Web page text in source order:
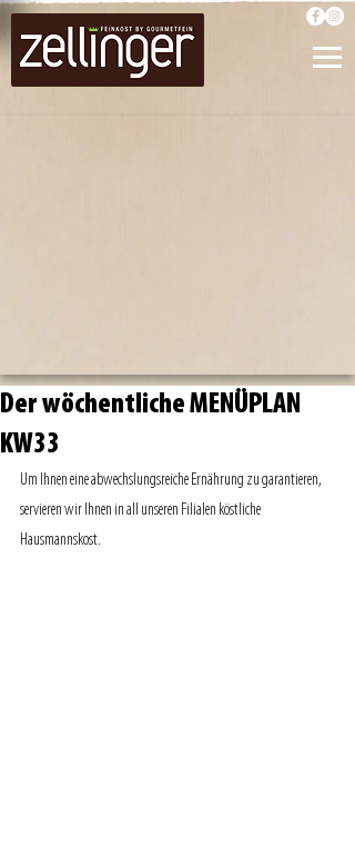
Der wöchentliche MENÜPLAN
KW33
Um Ihnen eine abwechslungsreiche Ernährung zu garantieren,
servieren wir Ihnen in all unseren Filialen köstliche
Hausmannskost.